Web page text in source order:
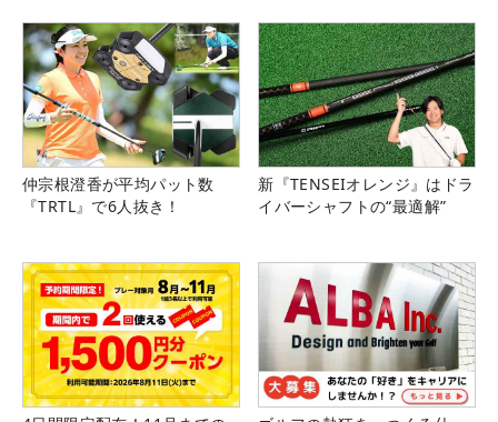
仲宗根澄香が平均パット数
『TRTL』で6人抜き！
新『TENSEIオレンジ』はドラ
イバーシャフトの“最適解”